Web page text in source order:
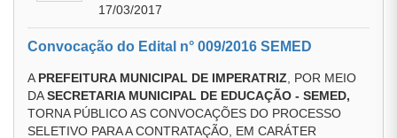
17/03/2017
Convocação do Edital n° 009/2016 SEMED
A PREFEITURA MUNICIPAL DE IMPERATRIZ , POR MEIO
DASECRETARIA MUNICIPAL DE EDUCAÇÃO - SEMED,
TORNA PÚBLICO AS CONVOCAÇÕES DO PROCESSO
SELETIVO PARA A CONTRATAÇÃO, EM CARÁTER